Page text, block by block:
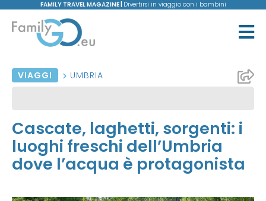
FAMILY TRAVEL MAGAZINE | Divertirsi in viaggio con i bambini
VIAGGI UMBRIA
Cascate, laghetti, sorgenti: i
luoghi freschi dell’Umbria
dove l’acqua è protagonista